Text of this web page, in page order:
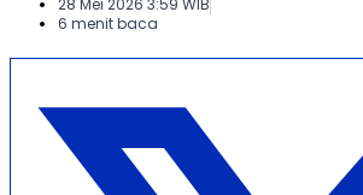
6 menit baca